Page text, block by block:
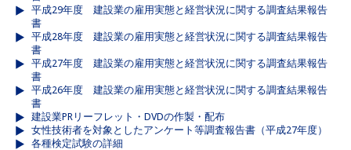
平成29年度 建設業の雇用実態と経営状況に関する調査結果報告
書
平成28年度 建設業の雇用実態と経営状況に関する調査結果報告
書
平成27年度 建設業の雇用実態と経営状況に関する調査結果報告
書
平成26年度 建設業の雇用実態と経営状況に関する調査結果報告
書
建設業PRリーフレット・DVDの作製・配布
女性技術者を対象としたアンケート等調査報告書（平成27年度）
各種検定試験の詳細